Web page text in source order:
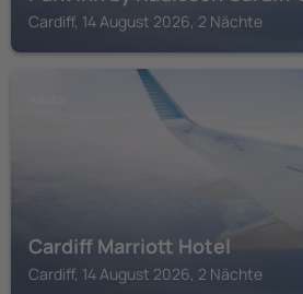
Cardiff, 14 August 2026, 2 Nächte
Cardiff Marriott Hotel
Cardiff, 14 August 2026, 2 Nächte